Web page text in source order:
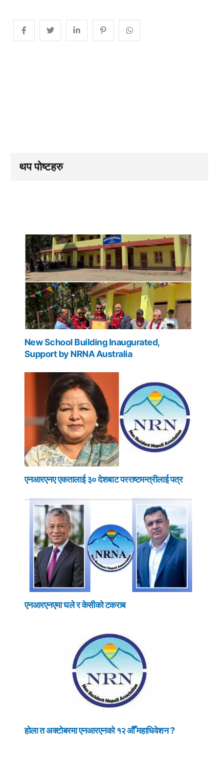
थप पोष्टहरु
New School Building Inaugurated,
Support by NRNA Australia
एनआरएनए एकतालाई ३० देशबाट परराष्टमन्त्रीलाई पत्र
एनआरएनएमा घले र केसीको टकराब
होला त अक्टोबरमा एनआरएनको १२ औँ महाधिवेशन ?